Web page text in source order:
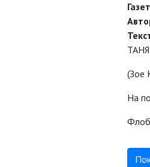
ТАНЯ
(Зое
На